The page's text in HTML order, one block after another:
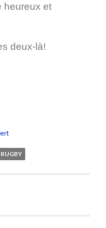
heureux et
deux-là!
RUGBY